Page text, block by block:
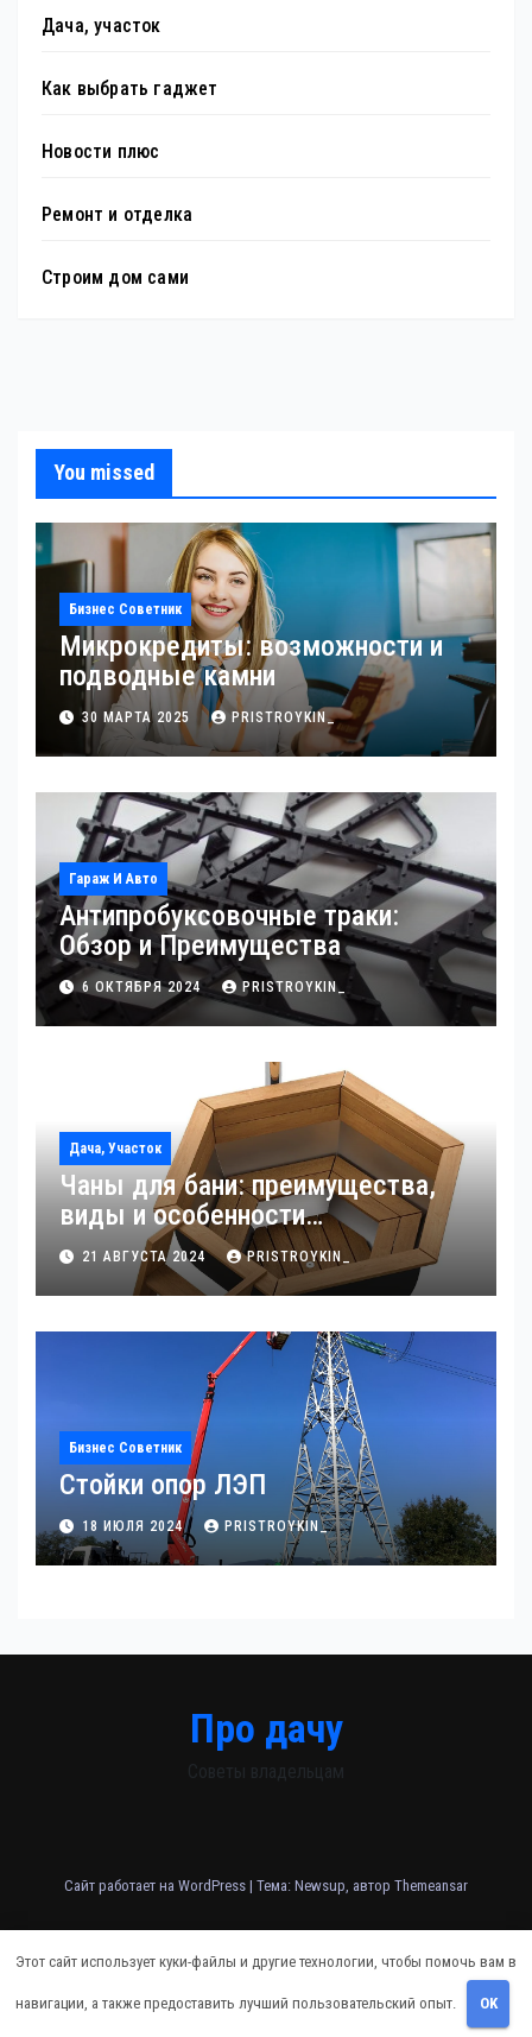
Дача, участок
Как выбрать гаджет
Новости плюс
Ремонт и отделка
Строим дом сами
You missed
Бизнес Советник
Микрокредиты: возможности и
подводные камни
30 МАРТА 2025 PRISTROYKIN_
Гараж И Авто
Антипробуксовочные траки:
Обзор и Преимущества
6 ОКТЯБРЯ 2024 PRISTROYKIN_
Дача, Участок
Чаны для бани: преимущества,
виды и особенности
использования
21 АВГУСТА 2024 PRISTROYKIN_
Бизнес Советник
Стойки опор ЛЭП
18 ИЮЛЯ 2024 PRISTROYKIN_
Про дачу
Советы владельцам
Сайт работает на WordPress | Тема: Newsup, автор Themeansar
Этот сайт использует куки-файлы и другие технологии, чтобы помочь вам в
навигации, а также предоставить лучший пользовательский опыт. OK